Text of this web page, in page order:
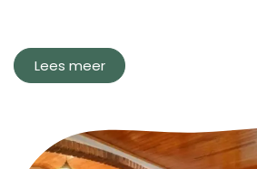
Lees meer